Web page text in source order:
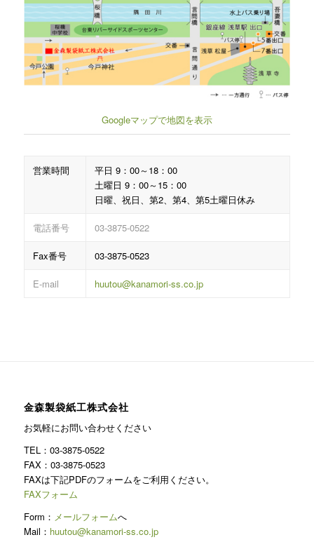
Googleマップで地図を表示
営業時間
平日 9：00～18：00
土曜日 9：00～15：00
日曜、祝日、第2、第4、第5土曜日休み
電話番号 03-3875-0522
Fax番号 03-3875-0523
E-mail huutou@kanamori-ss.co.jp
金森製袋紙工株式会社
お気軽にお問い合わせください
TEL：03-3875-0522
FAX：03-3875-0523
FAXは下記PDFのフォームをご利用ください。
FAXフォーム
Form： メールフォームへ
Mail： huutou@kanamori-ss.co.jp